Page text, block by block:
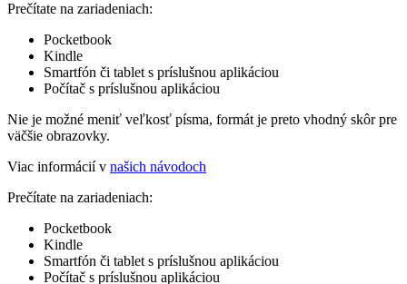
Prečítate na zariadeniach:
Pocketbook
Kindle
Smartfón či tablet s príslušnou aplikáciou
Počítač s príslušnou aplikáciou
Nie je možné meniť veľkosť písma, formát je preto vhodný skôr pre
väčšie obrazovky.
Viac informácií v našich návodoch
Prečítate na zariadeniach:
Pocketbook
Kindle
Smartfón či tablet s príslušnou aplikáciou
Počítač s príslušnou aplikáciou